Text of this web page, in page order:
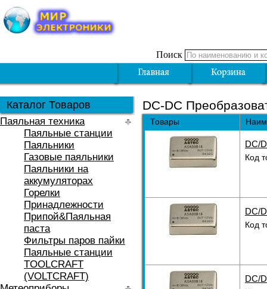
Поиск
Каталог Товаров
Паяльная техника
Паяльные станции
Паяльники
Газовые паяльники
Паяльники на
аккумуляторах
Горелки
Принадлежности
Припой&Паяльная
паста
Фильтры паров пайки
Паяльные станции
TOOLCRAFT
(VOLTCRAFT)
DC-DC
Товары
DC/
Код
DC/
Код
DC/